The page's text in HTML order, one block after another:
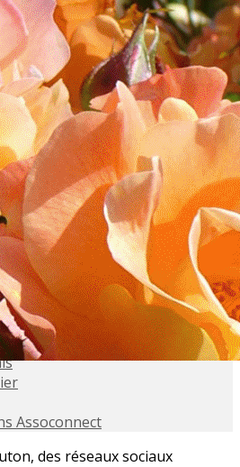
les colonnes affichées
Assoconnect
des réseaux sociaux